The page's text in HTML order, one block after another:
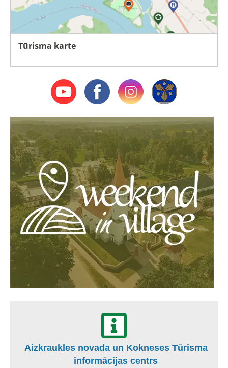
Tūrisma karte
Aizkraukles novada un Kokneses Tūrisma
informācijas centrs